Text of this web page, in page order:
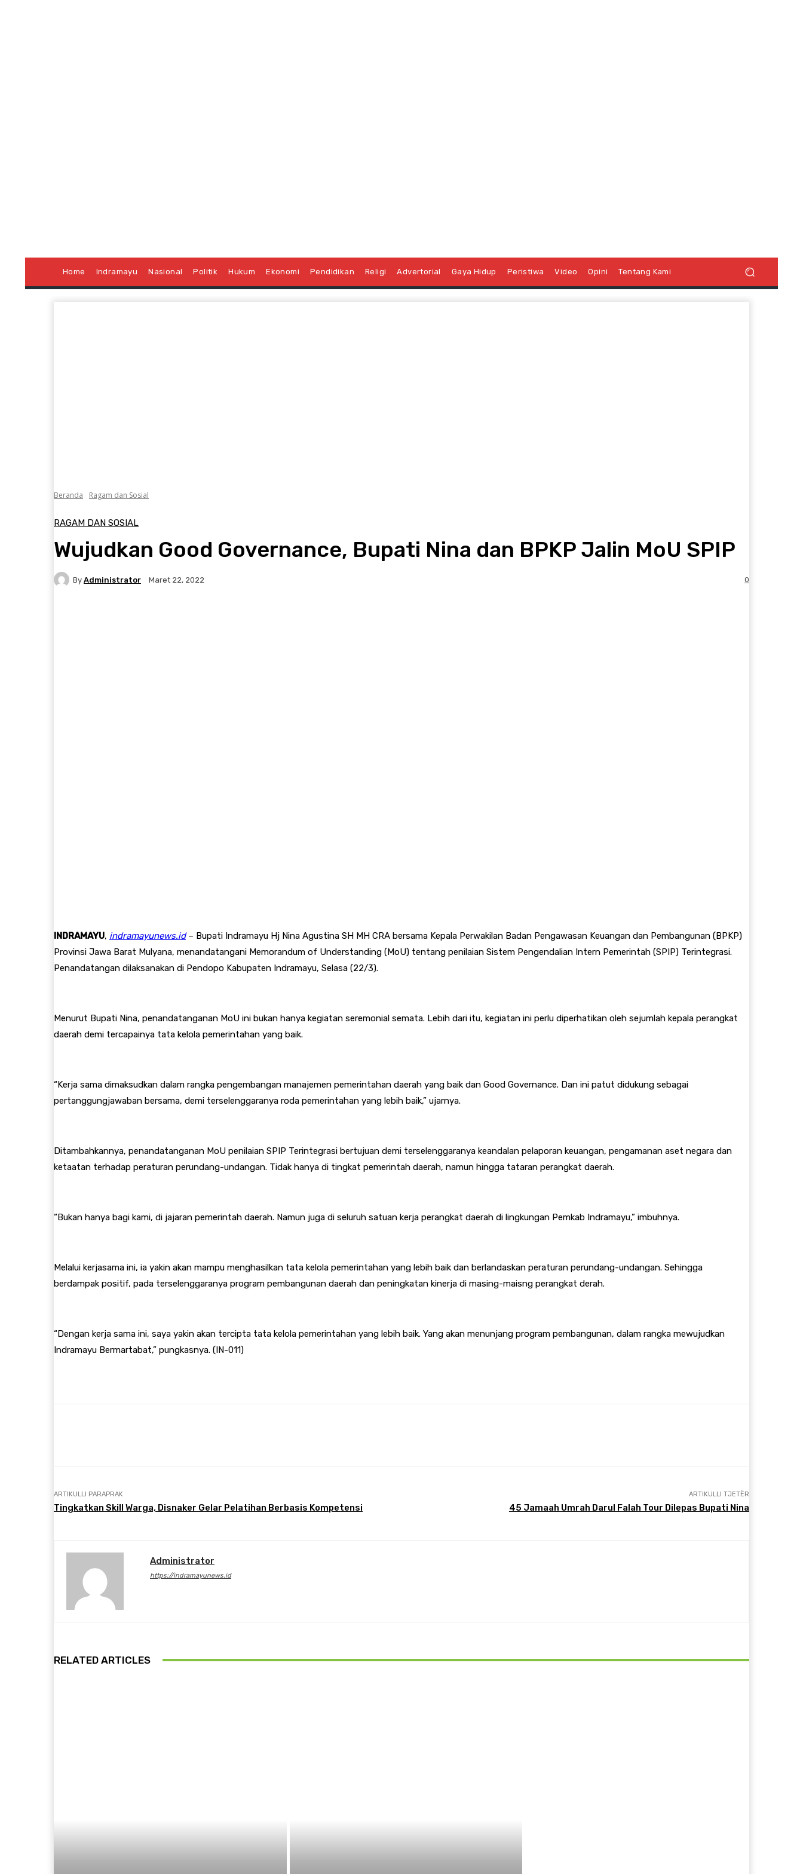
Home Indramayu Nasional Politik Hukum Ekonomi Pendidikan Religi Advertorial Gaya Hidup Peristiwa Video Opini Tentang Kami
Beranda Ragam dan Sosial
RAGAM DAN SOSIAL
Wujudkan Good Governance, Bupati Nina dan BPKP Jalin MoU SPIP
By Administrator Maret 22, 2022 0
INDRAMAYU, indramayunews.id– Bupati Indramayu Hj Nina Agustina SH MH CRA bersama Kepala Perwakilan Badan Pengawasan Keuangan dan Pembangunan (BPKP)
Provinsi Jawa Barat Mulyana, menandatangani Memorandum of Understanding (MoU) tentang penilaian Sistem Pengendalian Intern Pemerintah (SPIP) Terintegrasi.
Penandatangan dilaksanakan di Pendopo Kabupaten Indramayu, Selasa (22/3).
Menurut Bupati Nina, penandatanganan MoU ini bukan hanya kegiatan seremonial semata. Lebih dari itu, kegiatan ini perlu diperhatikan oleh sejumlah kepala perangkat
daerah demi tercapainya tata kelola pemerintahan yang baik.
“Kerja sama dimaksudkan dalam rangka pengembangan manajemen pemerintahan daerah yang baik dan Good Governance. Dan ini patut didukung sebagai
pertanggungjawaban bersama, demi terselenggaranya roda pemerintahan yang lebih baik,” ujarnya.
Ditambahkannya, penandatanganan MoU penilaian SPIP Terintegrasi bertujuan demi terselenggaranya keandalan pelaporan keuangan, pengamanan aset negara dan
ketaatan terhadap peraturan perundang-undangan. Tidak hanya di tingkat pemerintah daerah, namun hingga tataran perangkat daerah.
“Bukan hanya bagi kami, di jajaran pemerintah daerah. Namun juga di seluruh satuan kerja perangkat daerah di lingkungan Pemkab Indramayu,” imbuhnya.
Melalui kerjasama ini, ia yakin akan mampu menghasilkan tata kelola pemerintahan yang lebih baik dan berlandaskan peraturan perundang-undangan. Sehingga
berdampak positif, pada terselenggaranya program pembangunan daerah dan peningkatan kinerja di masing-maisng perangkat derah.
“Dengan kerja sama ini, saya yakin akan tercipta tata kelola pemerintahan yang lebih baik. Yang akan menunjang program pembangunan, dalam rangka mewujudkan
Indramayu Bermartabat,” pungkasnya. (IN-011)
ARTIKULLI PARAPRAK
Tingkatkan Skill Warga, Disnaker Gelar Pelatihan Berbasis Kompetensi
ARTIKULLI TJETËR
45 Jamaah Umrah Darul Falah Tour Dilepas Bupati Nina
Administrator
https://indramayunews.id
RELATED ARTICLES